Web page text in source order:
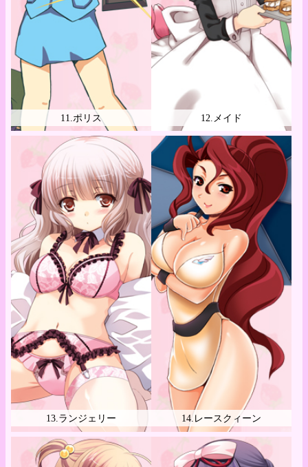
11.ポリス 12.メイド
13.ランジェリー 14.レースクィーン